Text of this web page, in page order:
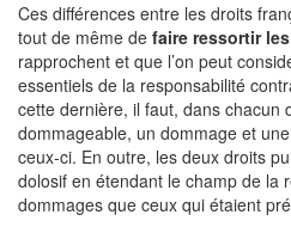
Ces différences entre les droits
tout de même de faire ressortir
rapprochent et que l’on peut
essentiels de la responsabilité
cette dernière, il faut, dans chacun
dommageable, un dommage et
ceux-ci. En outre, les deux droits
dolosif en étendant le champ de la
dommages que ceux qui étaient